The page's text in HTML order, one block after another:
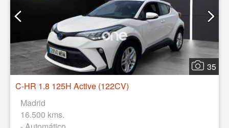
35
C-HR 1.8 125H Active (122CV)
Madrid
16.500 kms.